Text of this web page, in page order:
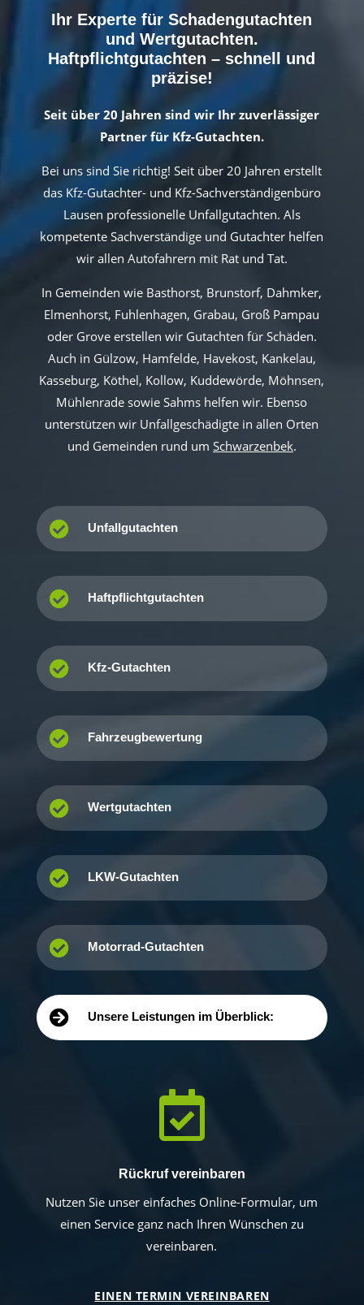
Ihr Experte für Schadengutachten
und Wertgutachten.
Haftpflichtgutachten – schnell und
präzise!
Seit über 20 Jahren sind wir Ihr zuverlässiger
Partner für Kfz-Gutachten.
Bei uns sind Sie richtig! Seit über 20 Jahren erstellt
das Kfz-Gutachter- und Kfz-Sachverständigenbüro
Lausen professionelle Unfallgutachten. Als
kompetente Sachverständige und Gutachter helfen
wir allen Autofahrern mit Rat und Tat.
In Gemeinden wie Basthorst, Brunstorf, Dahmker,
Elmenhorst, Fuhlenhagen, Grabau, Groß Pampau
oder Grove erstellen wir Gutachten für Schäden.
Auch in Gülzow, Hamfelde, Havekost, Kankelau,
Kasseburg, Köthel, Kollow, Kuddewörde, Möhnsen,
Mühlenrade sowie Sahms helfen wir. Ebenso
unterstützen wir Unfallgeschädigte in allen Orten
und Gemeinden rund um Schwarzenbek.
 Unfallgutachten
 Haftpflichtgutachten
 Kfz-Gutachten
 Fahrzeugbewertung
 Wertgutachten
 LKW-Gutachten
 Motorrad-Gutachten
 Unsere Leistungen im Überblick:

Rückruf vereinbaren
Nutzen Sie unser einfaches Online-Formular, um
einen Service ganz nach Ihren Wünschen zu
vereinbaren.
EINEN TERMIN VEREINBAREN